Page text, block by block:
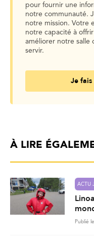
pour fournir une
notre communauté.
notre mission. Votre
notre capacité à
améliorer notre salle
servir.
Je
À LIRE
ACTU
Publié